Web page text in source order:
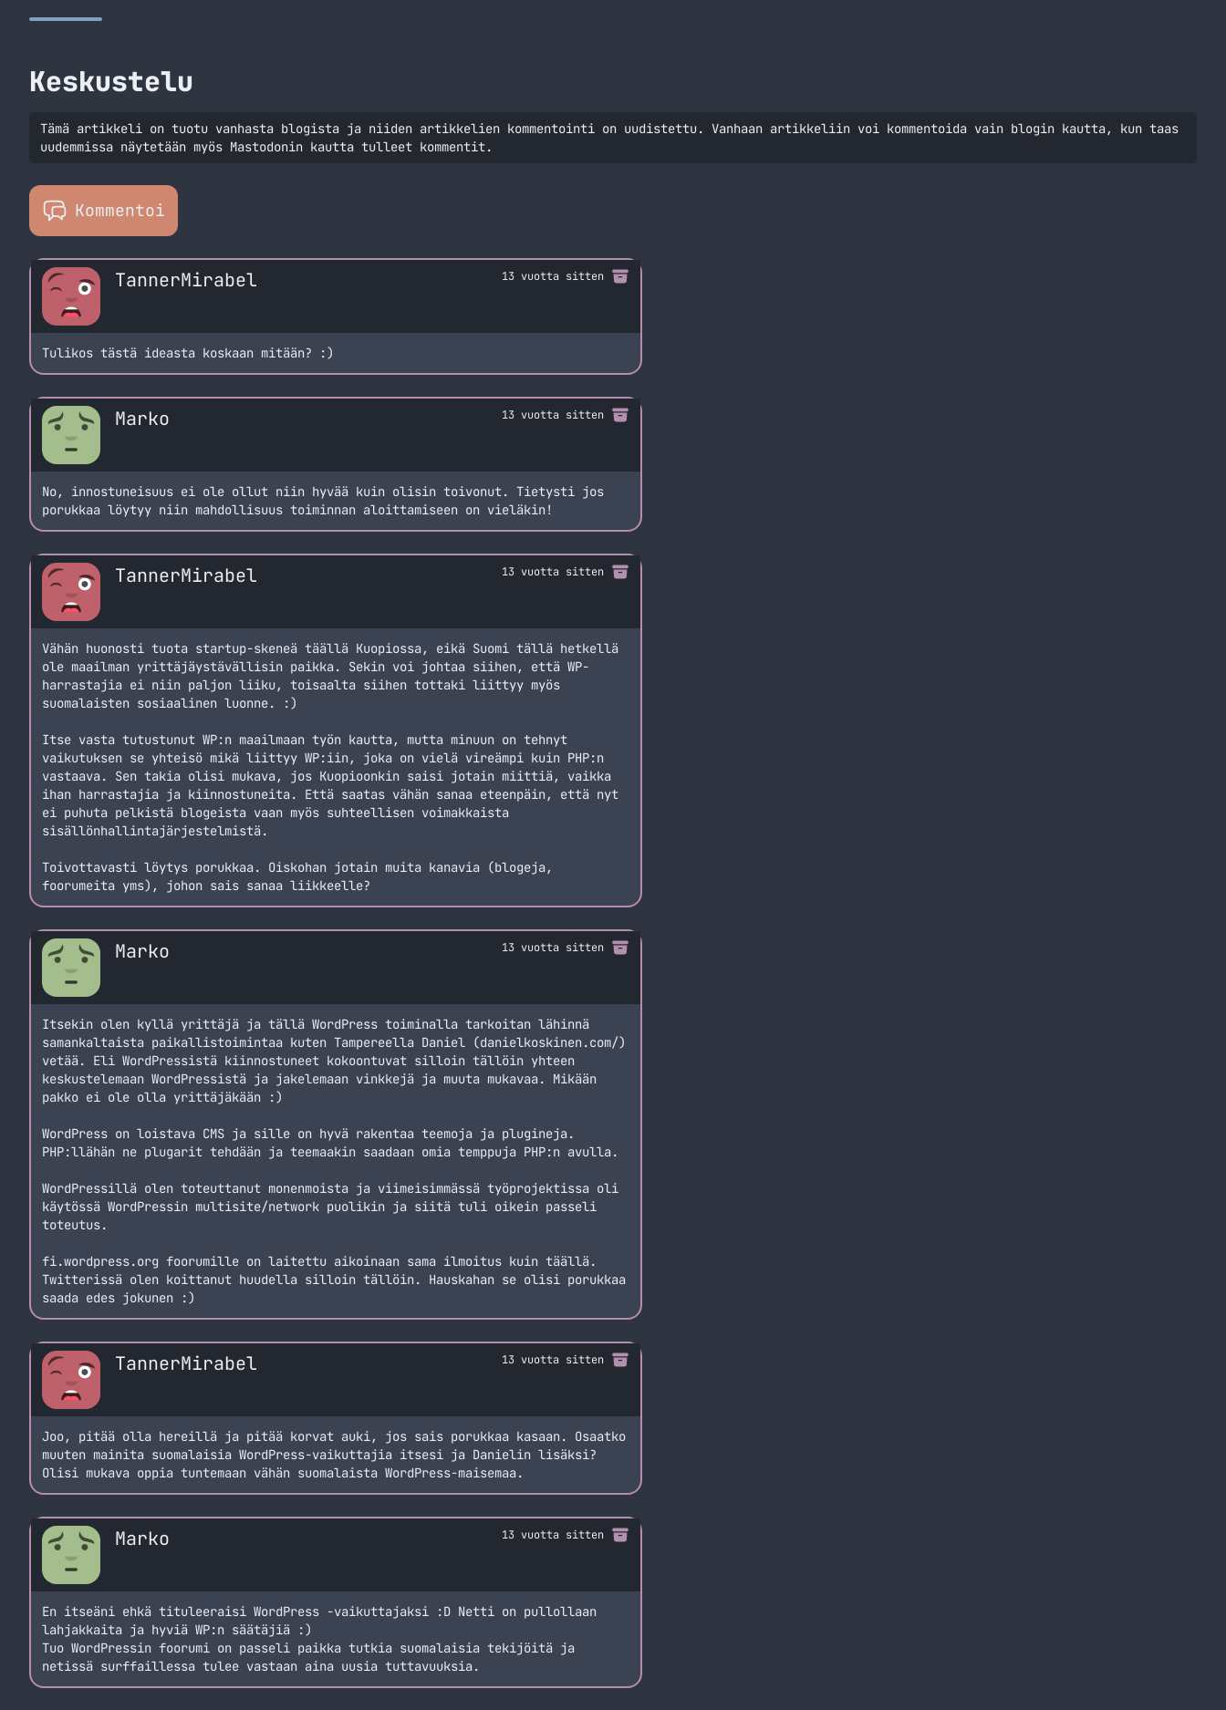
Keskustelu
Tämä artikkeli on tuotu vanhasta blogista ja niiden artikkelien kommentointi on uudistettu. Vanhaan artikkeliin voi kommentoida vain blogin kautta, kun taas
uudemmissa näytetään myös Mastodonin kautta tulleet kommentit.
Kommentoi
TannerMirabel 13 vuotta sitten
Tulikos tästä ideasta koskaan mitään? :)
Marko 13 vuotta sitten
No, innostuneisuus ei ole ollut niin hyvää kuin olisin toivonut. Tietysti jos
porukkaa löytyy niin mahdollisuus toiminnan aloittamiseen on vieläkin!
TannerMirabel 13 vuotta sitten
Vähän huonosti tuota startup-skeneä täällä Kuopiossa, eikä Suomi tällä hetkellä
ole maailman yrittäjäystävällisin paikka. Sekin voi johtaa siihen, että WP-
harrastajia ei niin paljon liiku, toisaalta siihen tottaki liittyy myös
suomalaisten sosiaalinen luonne. :)
Itse vasta tutustunut WP:n maailmaan työn kautta, mutta minuun on tehnyt
vaikutuksen se yhteisö mikä liittyy WP:iin, joka on vielä vireämpi kuin PHP:n
vastaava. Sen takia olisi mukava, jos Kuopioonkin saisi jotain miittiä, vaikka
ihan harrastajia ja kiinnostuneita. Että saatas vähän sanaa eteenpäin, että nyt
ei puhuta pelkistä blogeista vaan myös suhteellisen voimakkaista
sisällönhallintajärjestelmistä.
Toivottavasti löytys porukkaa. Oiskohan jotain muita kanavia (blogeja,
foorumeita yms), johon sais sanaa liikkeelle?
Marko 13 vuotta sitten
Itsekin olen kyllä yrittäjä ja tällä WordPress toiminalla tarkoitan lähinnä
samankaltaista paikallistoimintaa kuten Tampereella Daniel (danielkoskinen.com/)
vetää. Eli WordPressistä kiinnostuneet kokoontuvat silloin tällöin yhteen
keskustelemaan WordPressistä ja jakelemaan vinkkejä ja muuta mukavaa. Mikään
pakko ei ole olla yrittäjäkään :)
WordPress on loistava CMS ja sille on hyvä rakentaa teemoja ja plugineja.
PHP:llähän ne plugarit tehdään ja teemaakin saadaan omia temppuja PHP:n avulla.
WordPressillä olen toteuttanut monenmoista ja viimeisimmässä työprojektissa oli
käytössä WordPressin multisite/network puolikin ja siitä tuli oikein passeli
toteutus.
fi.wordpress.org foorumille on laitettu aikoinaan sama ilmoitus kuin täällä.
Twitterissä olen koittanut huudella silloin tällöin. Hauskahan se olisi porukkaa
saada edes jokunen :)
TannerMirabel 13 vuotta sitten
Joo, pitää olla hereillä ja pitää korvat auki, jos sais porukkaa kasaan. Osaatko
muuten mainita suomalaisia WordPress-vaikuttajia itsesi ja Danielin lisäksi?
Olisi mukava oppia tuntemaan vähän suomalaista WordPress-maisemaa.
Marko 13 vuotta sitten
En itseäni ehkä tituleeraisi WordPress -vaikuttajaksi :D Netti on pullollaan
lahjakkaita ja hyviä WP:n säätäjiä :)
Tuo WordPressin foorumi on passeli paikka tutkia suomalaisia tekijöitä ja
netissä surffaillessa tulee vastaan aina uusia tuttavuuksia.